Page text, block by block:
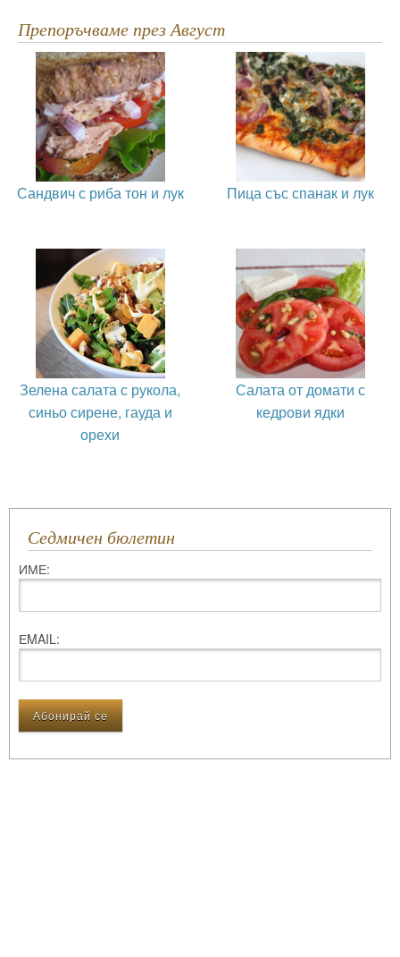
Препоръчваме през Август
Сандвич с риба тон и лук Пица със спанак и лук
Зелена салата с рукола,
синьо сирене, гауда и
орехи
Салата от домати с
кедрови ядки
Седмичен бюлетин
ИМЕ:
ЕMAIL: